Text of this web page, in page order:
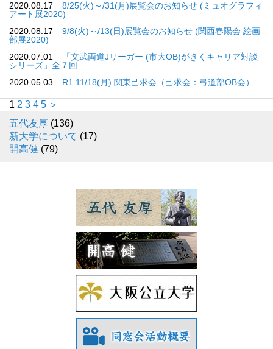
2020.08.17
8/25(火)～/31(月)展覧会のお知らせ (ミュオグラフィ
アート展2020)
2020.08.17
9/8(火)～/13(日)展覧会のお知らせ (関西春陽会 絵画
部展2020)
2020.07.01
「文武両道Jリーガー (市大OB)がきくキャリア対談
シリーズ」全７回
2020.05.03
R1.11/18(月) 関東己求会（己求会：弓道部OB会）
1 2 3 4 5 ＞
五代友厚 (136)
新大学について (17)
開高健 (79)